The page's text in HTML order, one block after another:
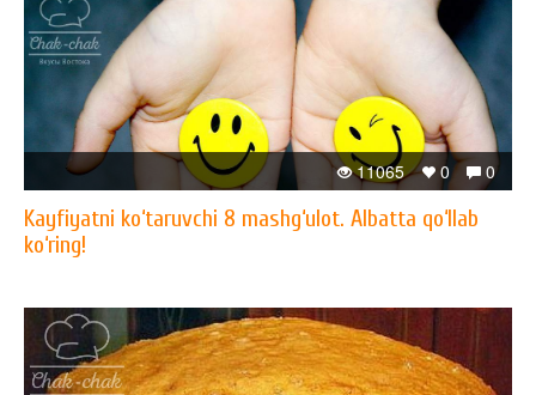
0
0
11065
Kayfiyatni ko‘taruvchi 8 mashg‘ulot. Albatta qo‘llab
ko‘ring!